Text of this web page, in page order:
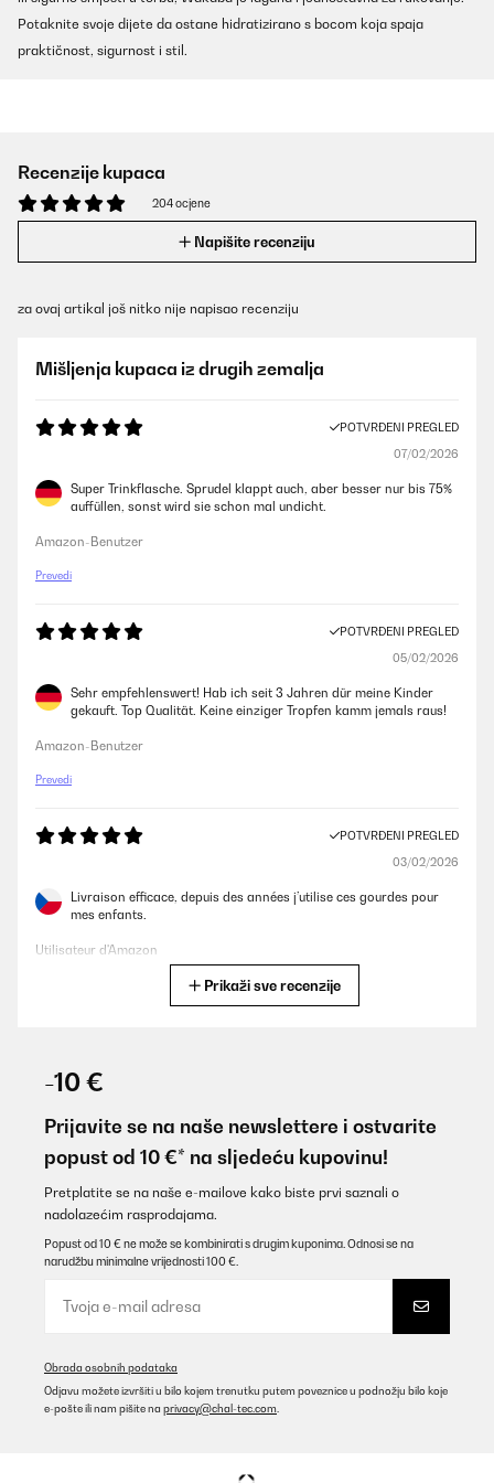
Potaknite svoje dijete da ostane hidratizirano s bocom koja spaja
praktičnost, sigurnost i stil.
Recenzije kupaca
204 ocjene
Napišite recenziju
za ovaj artikal još nitko nije napisao recenziju
Mišljenja kupaca iz drugih zemalja
POTVRĐENI PREGLED
07/02/2026
Super Trinkflasche. Sprudel klappt auch, aber besser nur bis 75%
auffüllen, sonst wird sie schon mal undicht.
Amazon-Benutzer
Prevedi
POTVRĐENI PREGLED
05/02/2026
Sehr empfehlenswert! Hab ich seit 3 Jahren dür meine Kinder
gekauft. Top Qualität. Keine einziger Tropfen kamm jemals raus!
Amazon-Benutzer
Prevedi
POTVRĐENI PREGLED
03/02/2026
Livraison efficace, depuis des années j’utilise ces gourdes pour
mes enfants.
Utilisateur d'Amazon
habe. Super Preisleistungs-Verhältnis. Und für mich am
wichtigsten: die Flasche lässt sich einfach und vollständig
reinigen ohne erstmal aufwendig zerlegt werden zu müssen!
Amazon-Benutzer
Prevedi
POTVRĐENI PREGLED
15/01/2026
Amazon-Benutzer
Prikaži sve recenzije
-10 €
Prijavite se na naše newslettere i ostvarite
popust od 10 €* na sljedeću kupovinu!
Pretplatite se na naše e-mailove kako biste prvi saznali o
nadolazećim rasprodajama.
Popust od 10 € ne može se kombinirati s drugim kuponima. Odnosi se na
narudžbu minimalne vrijednosti 100 €.
Obrada osobnih podataka
Odjavu možete izvršiti u bilo kojem trenutku putem poveznice u podnožju bilo koje
e-pošte ili nam pišite na privacy@chal-tec.com